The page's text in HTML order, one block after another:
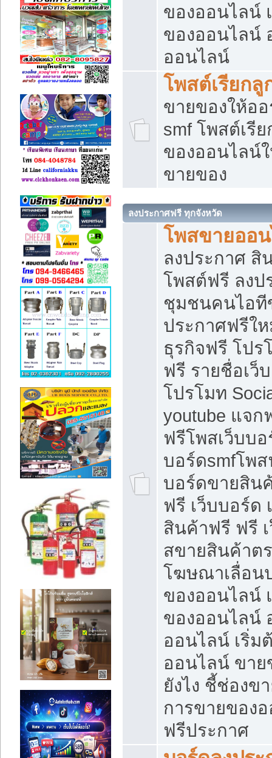
ของออนไลน์
ของออนไลน์
ออนไลน์
โพสต์เรียก
ขายของให้ออ
smf โพสต์เรี
ของออนไลน์
ขายของ
ลงประกาศฟรี ทุกจังหวัด
โพสขายออ
ลงประกาศ สิ
โพสต์ฟรี ลงป
ชุมชนคนไอที
ประกาศฟรีใ
ธุรกิจฟรี โป
ฟรี รายชื่อเว็
โปรโมท
youtube แจก
ฟรีโพสเว็บบอ
บอร์ดsmfโพ
บอร์ดขายสิน
ฟรี เว็บบอร์ด
สินค้าฟรี ฟรี
สขายสินค้าต
โฆษณาเลื่อน
ของออนไลน์
ของออนไลน์
ออนไลน์ เริ่ม
ออนไลน์ ขาย
ยังไง ชี้ช่องข
การขายของ
ฟรีประกาศ